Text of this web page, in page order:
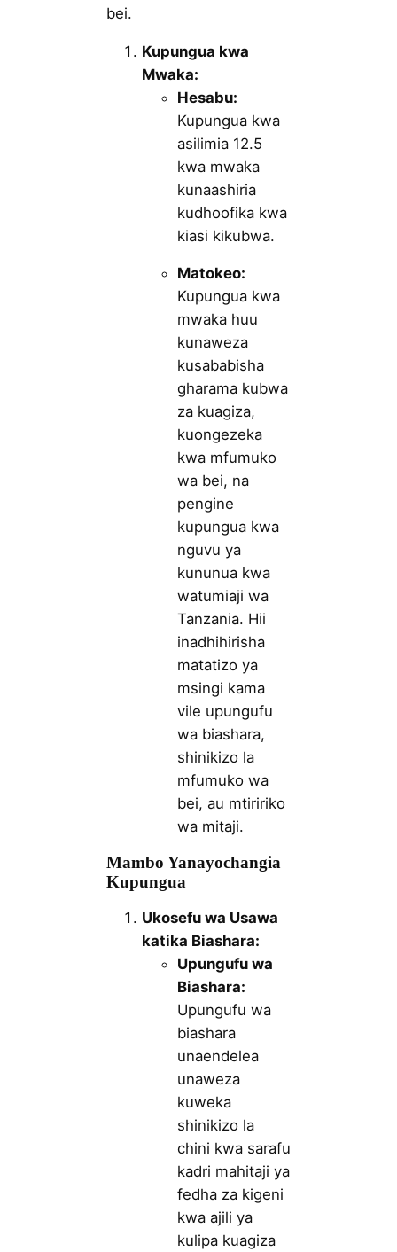
bei.
Kupungua kwa
Mwaka:
Hesabu:
Kupungua kwa
asilimia 12.5
kwa mwaka
kunaashiria
kudhoofika kwa
kiasi kikubwa.
Matokeo:
Kupungua kwa
mwaka huu
kunaweza
kusababisha
gharama kubwa
za kuagiza,
kuongezeka
kwa mfumuko
wa bei, na
pengine
kupungua kwa
nguvu ya
kununua kwa
watumiaji wa
Tanzania. Hii
inadhihirisha
matatizo ya
msingi kama
vile upungufu
wa biashara,
shinikizo la
mfumuko wa
bei, au mtiririko
wa mitaji.
Mambo Yanayochangia
Kupungua
Ukosefu wa Usawa
katika Biashara:
Upungufu wa
Biashara:
Upungufu wa
biashara
unaendelea
unaweza
kuweka
shinikizo la
chini kwa sarafu
kadri mahitaji ya
fedha za kigeni
kwa ajili ya
kulipa kuagiza